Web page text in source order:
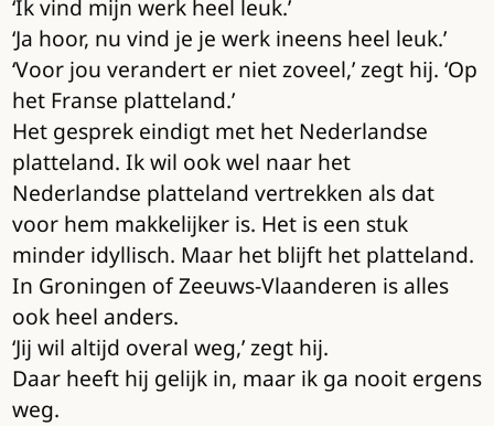
‘Ik vind mijn werk heel leuk.’
‘Ja hoor, nu vind je je werk ineens heel leuk.’
‘Voor jou verandert er niet zoveel,’ zegt hij. ‘Op
het Franse platteland.’
Het gesprek eindigt met het Nederlandse
platteland. Ik wil ook wel naar het
Nederlandse platteland vertrekken als dat
voor hem makkelijker is. Het is een stuk
minder idyllisch. Maar het blijft het platteland.
In Groningen of Zeeuws-Vlaanderen is alles
ook heel anders.
‘Jij wil altijd overal weg,’ zegt hij.
Daar heeft hij gelijk in, maar ik ga nooit ergens
weg.